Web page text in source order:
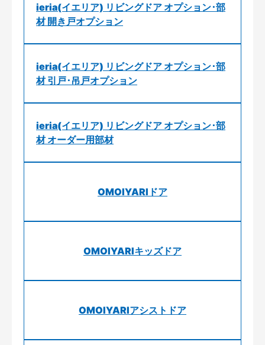
ieria(イエリア) リビングドア オプション･部
材 開き戸オプション
ieria(イエリア) リビングドア オプション･部
材 引戸･吊戸オプション
ieria(イエリア) リビングドア オプション･部
材 オーダー用部材
OMOIYARIドア
OMOIYARIキッズドア
OMOIYARIアシストドア